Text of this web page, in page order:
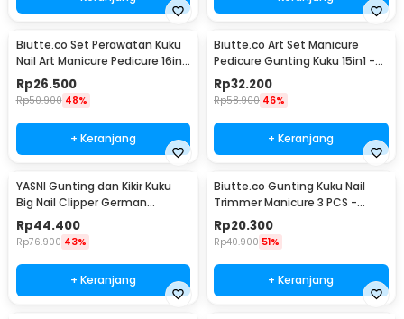
Biutte.co Set Perawatan Kuku
Nail Art Manicure Pedicure 16in1
- MJ1096-01
Rp26.500
Rp50.900 48%
+ Keranjang
Biutte.co Art Set Manicure
Pedicure Gunting Kuku 15in1 -
MR-6103
Rp32.200
Rp58.900 46%
+ Keranjang
YASNI Gunting dan Kikir Kuku
Big Nail Clipper German
Stainless Steel - J0087
Rp44.400
Rp76.900 43%
+ Keranjang
Biutte.co Gunting Kuku Nail
Trimmer Manicure 3 PCS -
SFZ2748
Rp20.300
Rp40.900 51%
+ Keranjang